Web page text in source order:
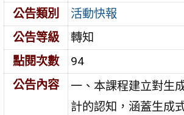
公告類別
活動快報
公告等級
轉知
點閱次數
94
公告內容
一、本課程建立對生
計的認知，涵蓋生成